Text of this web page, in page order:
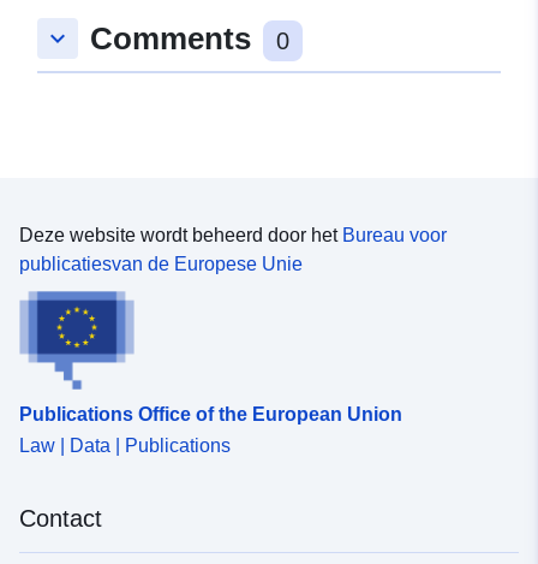
keyboard_arrow_down Comments 0
Deze website wordt beheerd door het Bureau voor
publicatiesvan de Europese Unie
Publications Office of the European Union
Law | Data | Publications
Contact